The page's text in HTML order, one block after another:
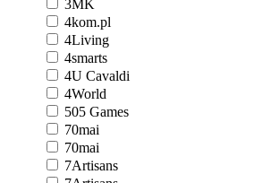
3MK
4kom.pl
4Living
4smarts
4U Cavaldi
4World
505 Games
70mai
70mai
7Artisans